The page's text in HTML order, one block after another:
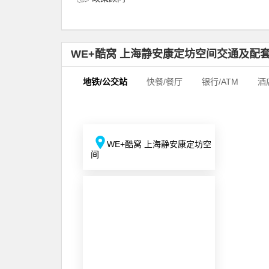
WE+酷窝 上海静安康定坊空间交通及配
地铁/公交站 快餐/餐厅 银行/ATM 酒
WE+酷窝 上海静安康定坊空
间